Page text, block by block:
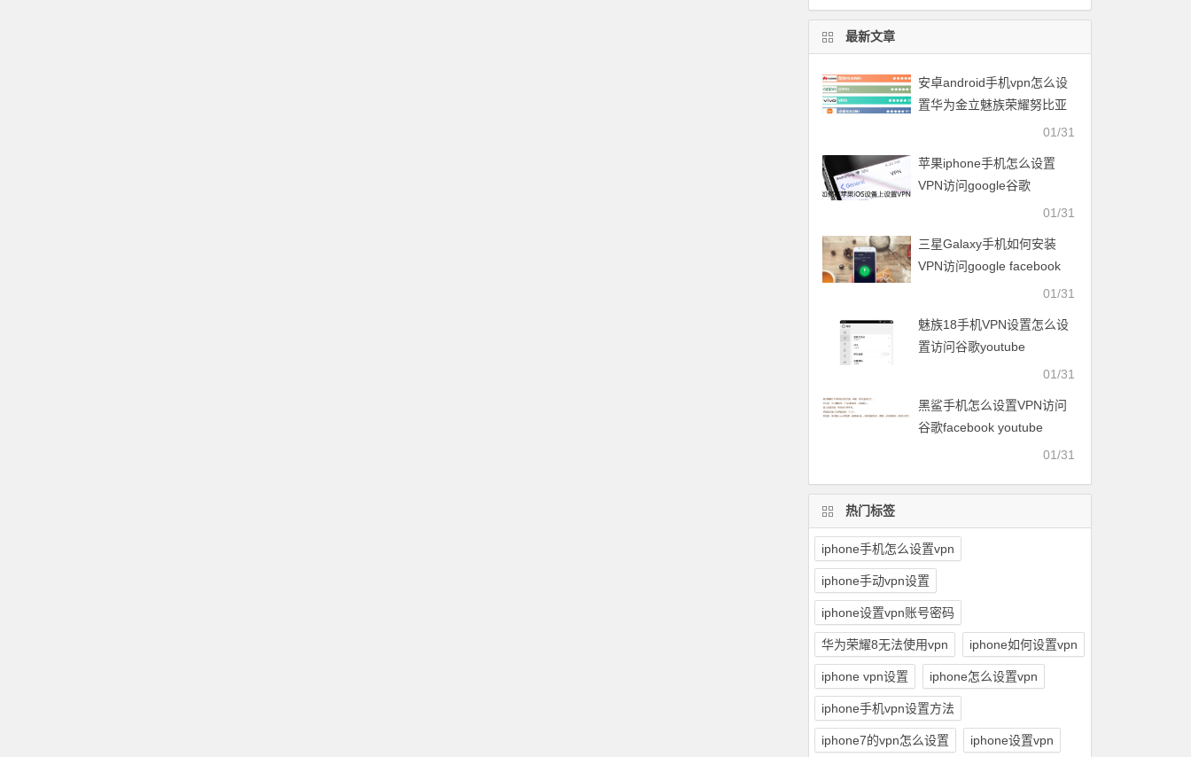
最新文章
安卓android手机vpn怎么设
置华为金立魅族荣耀努比亚
一加vivo小米OPPO中兴联想
01/31
苹果iphone手机怎么设置
VPN访问google谷歌
01/31
三星Galaxy手机如何安装
VPN访问google facebook
01/31
魅族18手机VPN设置怎么设
置访问谷歌youtube
01/31
黑鲨手机怎么设置VPN访问
谷歌facebook youtube
01/31
热门标签
iphone手机怎么设置vpn
iphone手动vpn设置
iphone设置vpn账号密码
华为荣耀8无法使用vpn iphone如何设置vpn
iphone vpn设置 iphone怎么设置vpn
iphone手机vpn设置方法
iphone7的vpn怎么设置 iphone设置vpn